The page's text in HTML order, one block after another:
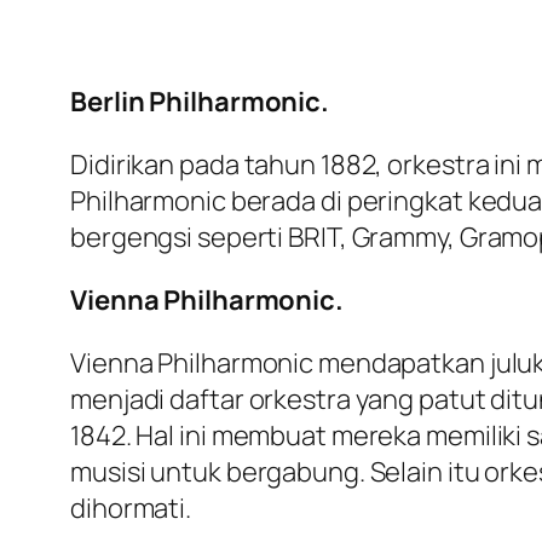
Berlin Philharmonic.
Didirikan pada tahun 1882, orkestra ini
Philharmonic berada di peringkat
bergengsi seperti BRIT, Grammy,
Vienna Philharmonic.
Vienna Philharmonic mendapatkan
menjadi daftar orkestra yang patut
1842. Hal ini membuat mereka
musisi untuk bergabung. Selain itu
dihormati.